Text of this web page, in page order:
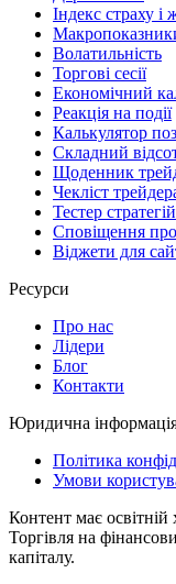
Індекс страху і
Волатильність
Торгові сесії
Економічний
Реакція на події
Калькулятор
Складний
Щоденник
Чекліст
Тестер стратегій
Сповіщення
Віджети для
Ресурси
Про нас
Лідери
Блог
Контакти
Юридична
Політика
Умови
Контент має
Торгівля на
капіталу.